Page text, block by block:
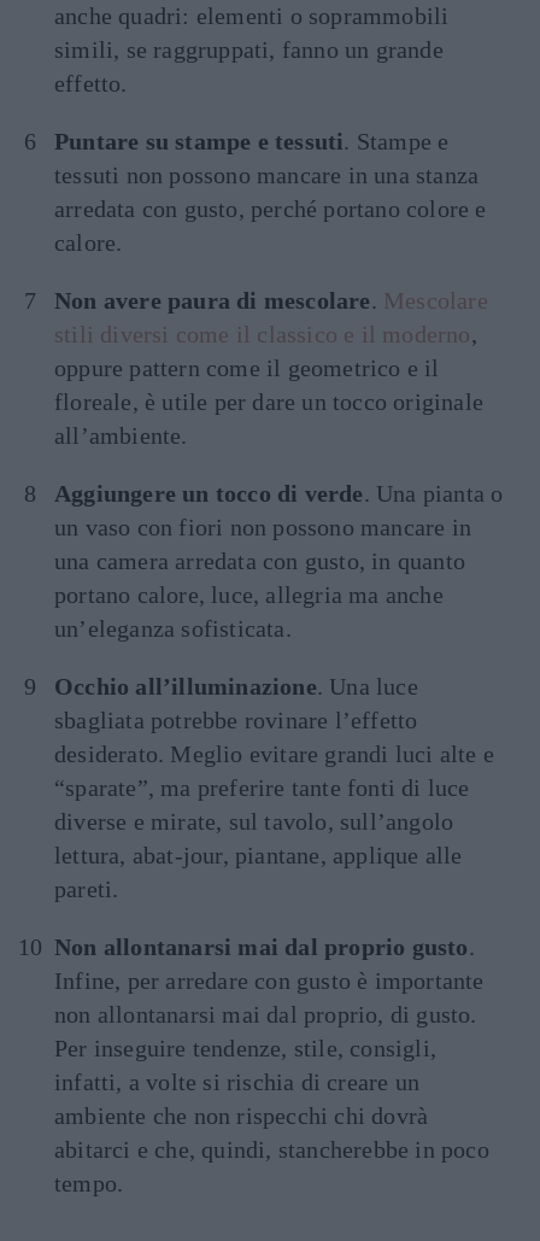
anche quadri: elementi o soprammobili
simili, se raggruppati, fanno un grande
effetto.
Puntare su stampe e tessuti. Stampe e
tessuti non possono mancare in una stanza
arredata con gusto, perché portano colore e
calore.
Non avere paura di mescolare. Mescolare
stili diversi come il classico e il moderno,
oppure pattern come il geometrico e il
floreale, è utile per dare un tocco originale
all’ambiente.
Aggiungere un tocco di verde. Una pianta o
un vaso con fiori non possono mancare in
una camera arredata con gusto, in quanto
portano calore, luce, allegria ma anche
un’eleganza sofisticata.
Occhio all’illuminazione. Una luce
sbagliata potrebbe rovinare l’effetto
desiderato. Meglio evitare grandi luci alte e
“sparate”, ma preferire tante fonti di luce
diverse e mirate, sul tavolo, sull’angolo
lettura, abat-jour, piantane, applique alle
pareti.
Non allontanarsi mai dal proprio gusto.
Infine, per arredare con gusto è importante
non allontanarsi mai dal proprio, di gusto.
Per inseguire tendenze, stile, consigli,
infatti, a volte si rischia di creare un
ambiente che non rispecchi chi dovrà
abitarci e che, quindi, stancherebbe in poco
tempo.